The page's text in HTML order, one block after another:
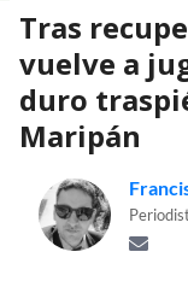
Tras
vuelve a
duro
Maripán